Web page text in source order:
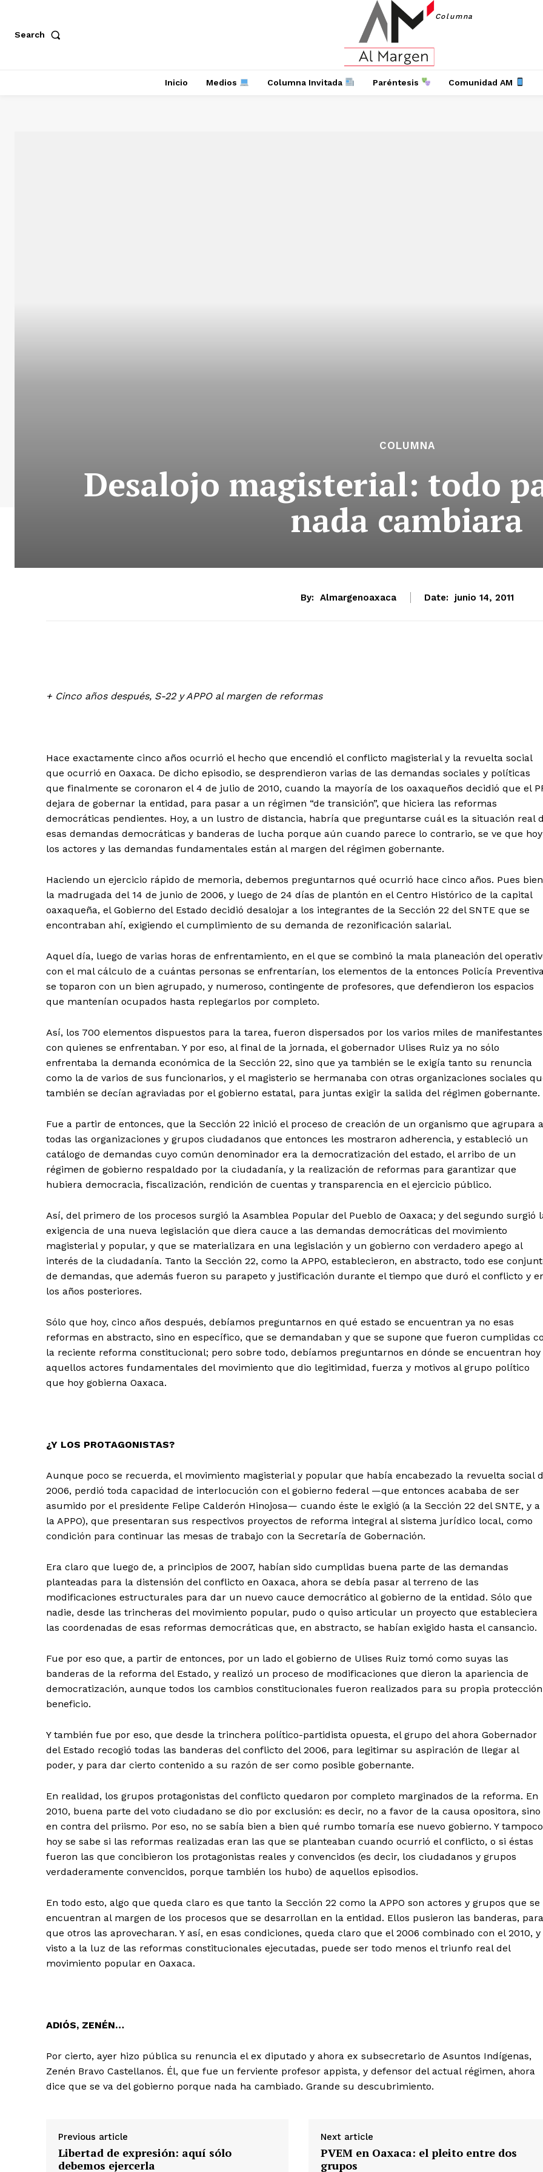
+ Todas las formas de lucha, potencialmente enlazadas
Search
Columna
Inicio Medios Columna Invitada Paréntesis Comunidad AM
COLUMNA
Desalojo magisterial: todo
nada cambiara
By: Almargenoaxaca Date: junio 14, 2011
+ Cinco años después, S-22 y APPO al margen de reformas
Hace exactamente cinco años ocurrió el hecho que encendió el conflicto magisterial y la revuelta social
que ocurrió en Oaxaca. De dicho episodio, se desprendieron varias de las demandas sociales y políticas
que finalmente se coronaron el 4 de julio de 2010, cuando la mayoría de los oaxaqueños decidió que el
dejara de gobernar la entidad, para pasar a un régimen “de transición”, que hiciera las reformas
democráticas pendientes. Hoy, a un lustro de distancia, habría que preguntarse cuál es la situación real
esas demandas democráticas y banderas de lucha porque aún cuando parece lo contrario, se ve que hoy
los actores y las demandas fundamentales están al margen del régimen gobernante.
Haciendo un ejercicio rápido de memoria, debemos preguntarnos qué ocurrió hace cinco años. Pues
la madrugada del 14 de junio de 2006, y luego de 24 días de plantón en el Centro Histórico de la capital
oaxaqueña, el Gobierno del Estado decidió desalojar a los integrantes de la Sección 22 del SNTE que se
encontraban ahí, exigiendo el cumplimiento de su demanda de rezonificación salarial.
Aquel día, luego de varias horas de enfrentamiento, en el que se combinó la mala planeación del
con el mal cálculo de a cuántas personas se enfrentarían, los elementos de la entonces Policía
se toparon con un bien agrupado, y numeroso, contingente de profesores, que defendieron los espacios
que mantenían ocupados hasta replegarlos por completo.
Así, los 700 elementos dispuestos para la tarea, fueron dispersados por los varios miles de manifestantes
con quienes se enfrentaban. Y por eso, al final de la jornada, el gobernador Ulises Ruiz ya no sólo
enfrentaba la demanda económica de la Sección 22, sino que ya también se le exigía tanto su renuncia
como la de varios de sus funcionarios, y el magisterio se hermanaba con otras organizaciones sociales
también se decían agraviadas por el gobierno estatal, para juntas exigir la salida del régimen gobernante.
Fue a partir de entonces, que la Sección 22 inició el proceso de creación de un organismo que agrupara a
todas las organizaciones y grupos ciudadanos que entonces les mostraron adherencia, y estableció un
catálogo de demandas cuyo común denominador era la democratización del estado, el arribo de un
régimen de gobierno respaldado por la ciudadanía, y la realización de reformas para garantizar que
hubiera democracia, fiscalización, rendición de cuentas y transparencia en el ejercicio público.
Así, del primero de los procesos surgió la Asamblea Popular del Pueblo de Oaxaca; y del segundo surgió
exigencia de una nueva legislación que diera cauce a las demandas democráticas del movimiento
magisterial y popular, y que se materializara en una legislación y un gobierno con verdadero apego al
interés de la ciudadanía. Tanto la Sección 22, como la APPO, establecieron, en abstracto, todo ese
de demandas, que además fueron su parapeto y justificación durante el tiempo que duró el conflicto y
los años posteriores.
Sólo que hoy, cinco años después, debíamos preguntarnos en qué estado se encuentran ya no esas
reformas en abstracto, sino en específico, que se demandaban y que se supone que fueron cumplidas
la reciente reforma constitucional; pero sobre todo, debíamos preguntarnos en dónde se encuentran hoy
aquellos actores fundamentales del movimiento que dio legitimidad, fuerza y motivos al grupo político
que hoy gobierna Oaxaca.
¿Y LOS PROTAGONISTAS?
Aunque poco se recuerda, el movimiento magisterial y popular que había encabezado la revuelta social
2006, perdió toda capacidad de interlocución con el gobierno federal —que entonces acababa de ser
asumido por el presidente Felipe Calderón Hinojosa— cuando éste le exigió (a la Sección 22 del SNTE, y a
la APPO), que presentaran sus respectivos proyectos de reforma integral al sistema jurídico local, como
condición para continuar las mesas de trabajo con la Secretaría de Gobernación.
Era claro que luego de, a principios de 2007, habían sido cumplidas buena parte de las demandas
planteadas para la distensión del conflicto en Oaxaca, ahora se debía pasar al terreno de las
modificaciones estructurales para dar un nuevo cauce democrático al gobierno de la entidad. Sólo que
nadie, desde las trincheras del movimiento popular, pudo o quiso articular un proyecto que estableciera
las coordenadas de esas reformas democráticas que, en abstracto, se habían exigido hasta el cansancio.
Fue por eso que, a partir de entonces, por un lado el gobierno de Ulises Ruiz tomó como suyas las
banderas de la reforma del Estado, y realizó un proceso de modificaciones que dieron la apariencia de
democratización, aunque todos los cambios constitucionales fueron realizados para su propia
beneficio.
Y también fue por eso, que desde la trinchera político-partidista opuesta, el grupo del ahora Gobernador
del Estado recogió todas las banderas del conflicto del 2006, para legitimar su aspiración de llegar al
poder, y para dar cierto contenido a su razón de ser como posible gobernante.
En realidad, los grupos protagonistas del conflicto quedaron por completo marginados de la reforma. En
2010, buena parte del voto ciudadano se dio por exclusión: es decir, no a favor de la causa opositora, sino
en contra del priismo. Por eso, no se sabía bien a bien qué rumbo tomaría ese nuevo gobierno. Y tampoco
hoy se sabe si las reformas realizadas eran las que se planteaban cuando ocurrió el conflicto, o si éstas
fueron las que concibieron los protagonistas reales y convencidos (es decir, los ciudadanos y grupos
verdaderamente convencidos, porque también los hubo) de aquellos episodios.
En todo esto, algo que queda claro es que tanto la Sección 22 como la APPO son actores y grupos que se
encuentran al margen de los procesos que se desarrollan en la entidad. Ellos pusieron las banderas, para
que otros las aprovecharan. Y así, en esas condiciones, queda claro que el 2006 combinado con el 2010, y
visto a la luz de las reformas constitucionales ejecutadas, puede ser todo menos el triunfo real del
movimiento popular en Oaxaca.
ADIÓS, ZENÉN…
Por cierto, ayer hizo pública su renuncia el ex diputado y ahora ex subsecretario de Asuntos Indígenas,
Zenén Bravo Castellanos. Él, que fue un ferviente profesor appista, y defensor del actual régimen, ahora
dice que se va del gobierno porque nada ha cambiado. Grande su descubrimiento.
Previous article
Libertad de expresión: aquí sólo
debemos ejercerla
Next article
PVEM en Oaxaca: el pleito entre dos
grupos